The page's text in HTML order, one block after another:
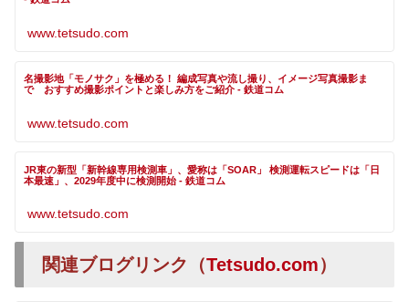
www.tetsudo.com
名撮影地「モノサク」を極める！ 編成写真や流し撮り、イメージ写真撮影ま
で おすすめ撮影ポイントと楽しみ方をご紹介 - 鉄道コム
www.tetsudo.com
JR東の新型「新幹線専用検測車」、愛称は「SOAR」 検測運転スピードは「日
本最速」、2029年度中に検測開始 - 鉄道コム
www.tetsudo.com
関連ブログリンク（Tetsudo.com）